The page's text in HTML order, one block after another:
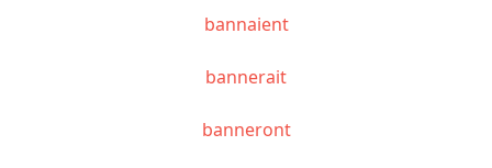
bannaient
bannerait
banneront